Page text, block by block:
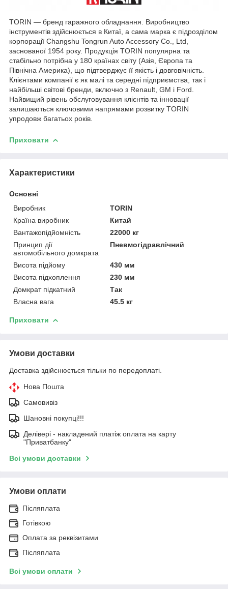
TORIN — бренд гаражного обладнання. Виробництво
інструментів здійснюється в Китаї, а сама марка є підрозділом
корпорації Changshu Tongrun Auto Accessory Co., Ltd,
заснованої 1954 року. Продукція TORIN популярна та
стабільно потрібна у 180 країнах світу (Азія, Європа та
Північна Америка), що підтверджує її якість і довговічність.
Клієнтами компанії є як малі та середні підприємства, так і
найбільші світові бренди, включно з Renault, GM і Ford.
Найвищий рівень обслуговування клієнтів та інновації
залишаються ключовими напрямами розвитку TORIN
упродовж багатьох років.
Приховати
Характеристики
Основні
Виробник
TORIN
Країна виробник
Китай
Вантажопідйомність
22000 кг
Принцип дії
автомобільного домкрата
Пневмогідравлічний
Висота підйому
430 мм
Висота підхоплення
230 мм
Домкрат підкатний
Так
Власна вага
45.5 кг
Приховати
Умови доставки
Доставка здійснюється тільки по передоплаті.
Нова Пошта
Самовивіз
Шановні покупці!!!
Делівері - накладений платіж оплата на карту
"Приватбанку"
Всі умови доставки
Умови оплати
Післяплата
Готівкою
Оплата за реквізитами
Післяплата
Всі умови оплати